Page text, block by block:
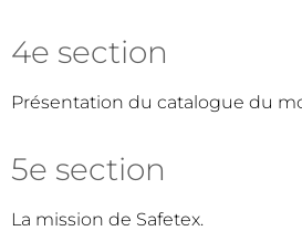
4e section
Présentation du catalogue du
5e section
La mission de Safetex.